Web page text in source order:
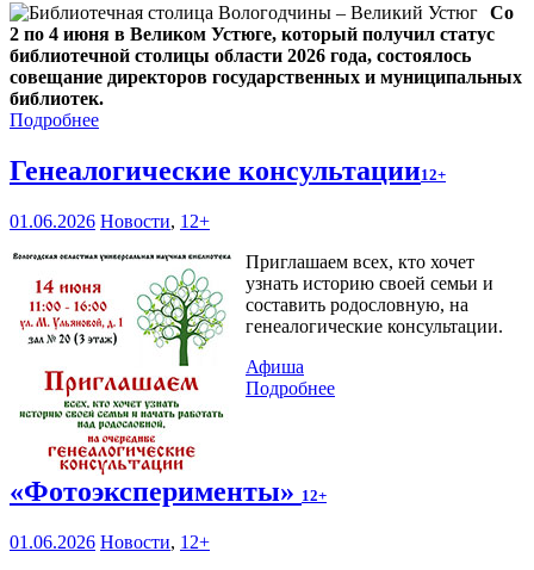
Со
2 по 4 июня в Великом Устюге, который получил статус
библиотечной столицы области 2026 года, состоялось
совещание директоров государственных и муниципальных
библиотек.
Подробнее
Генеалогические консультации12+
01.06.2026 Новости, 12+
Приглашаем всех, кто хочет
узнать историю своей семьи и
составить родословную, на
генеалогические консультации.
Афиша
Подробнее
«Фотоэксперименты» 12+
01.06.2026 Новости, 12+